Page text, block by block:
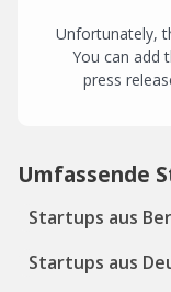
Unfortunately,
You can add
press
Umfassende
Startups aus
Startups aus